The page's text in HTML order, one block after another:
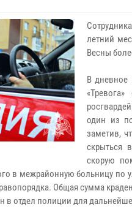
летний
Весны
В дневное
один из
заметив,
скрыться
скорую
в межрайонную больницу по
Общая сумма
отдел полиции для